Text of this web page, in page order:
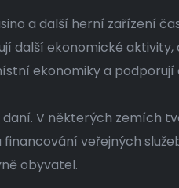
a další herní zařízení
další ekonomické
ekonomiky a podporují
V některých zemích
veřejných
obyvatel.